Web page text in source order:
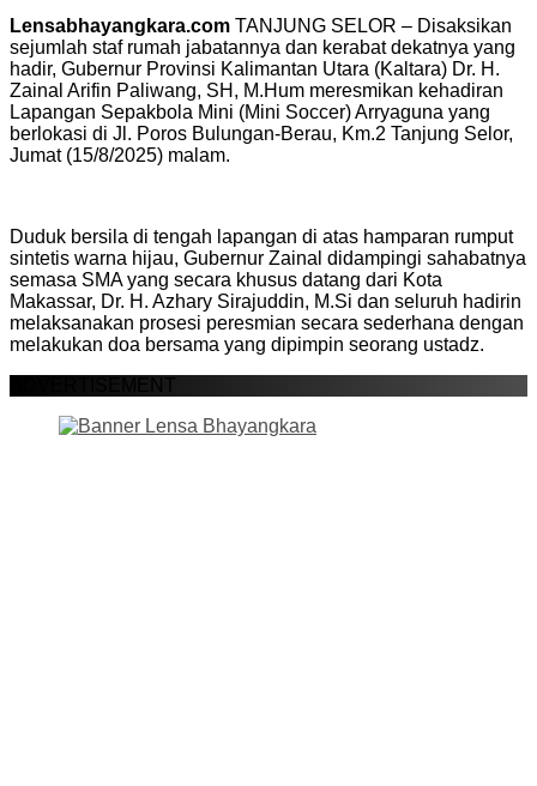
Lensabhayangkara.com TANJUNG SELOR – Disaksikan
sejumlah staf rumah jabatannya dan kerabat dekatnya yang
hadir, Gubernur Provinsi Kalimantan Utara (Kaltara) Dr. H.
Zainal Arifin Paliwang, SH, M.Hum meresmikan kehadiran
Lapangan Sepakbola Mini (Mini Soccer) Arryaguna yang
berlokasi di Jl. Poros Bulungan-Berau, Km.2 Tanjung Selor,
Jumat (15/8/2025) malam.
Duduk bersila di tengah lapangan di atas hamparan rumput
sintetis warna hijau, Gubernur Zainal didampingi sahabatnya
semasa SMA yang secara khusus datang dari Kota
Makassar, Dr. H. Azhary Sirajuddin, M.Si dan seluruh hadirin
melaksanakan prosesi peresmian secara sederhana dengan
melakukan doa bersama yang dipimpin seorang ustadz.
ADVERTISEMENT